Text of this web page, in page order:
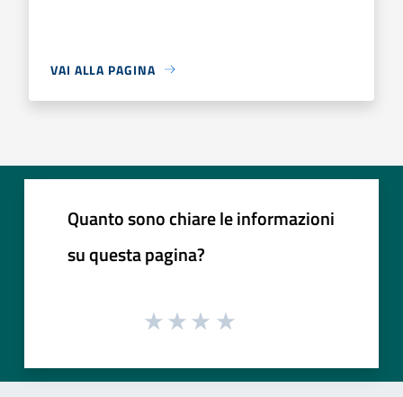
VAI ALLA PAGINA
Quanto sono chiare le informazioni
su questa pagina?